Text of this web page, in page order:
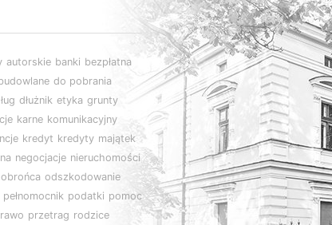
autorskie banki bezpłatna
do pobrania
dłużnik etyka grunty
karne komunikacyjny
kredyt kredyty majątek
negocjacje nieruchomości
obrońca odszkodowanie
pełnomocnik podatki pomoc
przetrag rodzice